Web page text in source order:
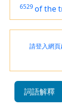
6529of the
請登入網頁
詞語解釋